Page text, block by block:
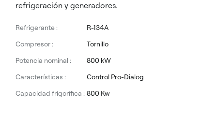
refrigeración y generadores.
Refrigerante :
R-134A
Compresor :
Tornillo
Potencia nominal :
800 kW
Características :
Control Pro-Dialog
Capacidad frigorífica : 800 Kw